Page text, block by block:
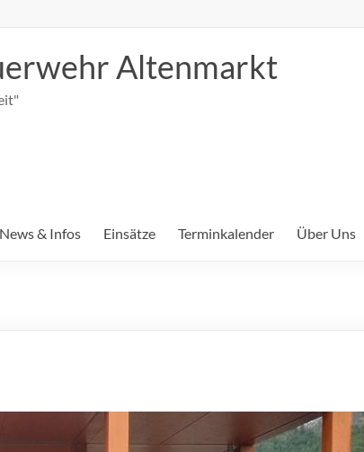
Altenmarkt
News & Infos Einsätze Terminkalender Über Uns